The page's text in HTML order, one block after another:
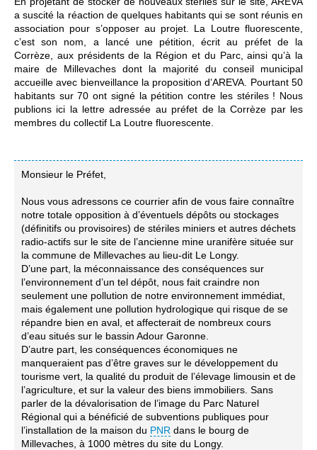
a suscité la réaction de quelques habitants qui se sont réunis en
association pour s’opposer au projet. La Loutre fluorescente,
c’est son nom, a lancé une pétition, écrit au préfet de la
Corrèze, aux présidents de la Région et du Parc, ainsi qu’à la
maire de Millevaches dont la majorité du conseil municipal
accueille avec bienveillance la proposition d’AREVA. Pourtant 50
habitants sur 70 ont signé la pétition contre les stériles ! Nous
publions ici la lettre adressée au préfet de la Corrèze par les
membres du collectif La Loutre fluorescente.
Monsieur le Préfet,
Nous vous adressons ce courrier afin de vous faire connaître
notre totale opposition à d’éventuels dépôts ou stockages
(définitifs ou provisoires) de stériles miniers et autres déchets
radio-actifs sur le site de l’ancienne mine uranifère située sur
la commune de Millevaches au lieu-dit Le Longy.
D’une part, la méconnaissance des conséquences sur
l’environnement d’un tel dépôt, nous fait craindre non
seulement une pollution de notre environnement immédiat,
mais également une pollution hydrologique qui risque de se
répandre bien en aval, et affecterait de nombreux cours
d’eau situés sur le bassin Adour Garonne.
D’autre part, les conséquences économiques ne
manqueraient pas d’être graves sur le développement du
tourisme vert, la qualité du produit de l’élevage limousin et de
l’agriculture, et sur la valeur des biens immobiliers. Sans
parler de la dévalorisation de l’image du Parc Naturel
Régional qui a bénéficié de subventions publiques pour
l’installation de la maison du PNR dans le bourg de
Millevaches, à 1000 mètres du site du Longy.